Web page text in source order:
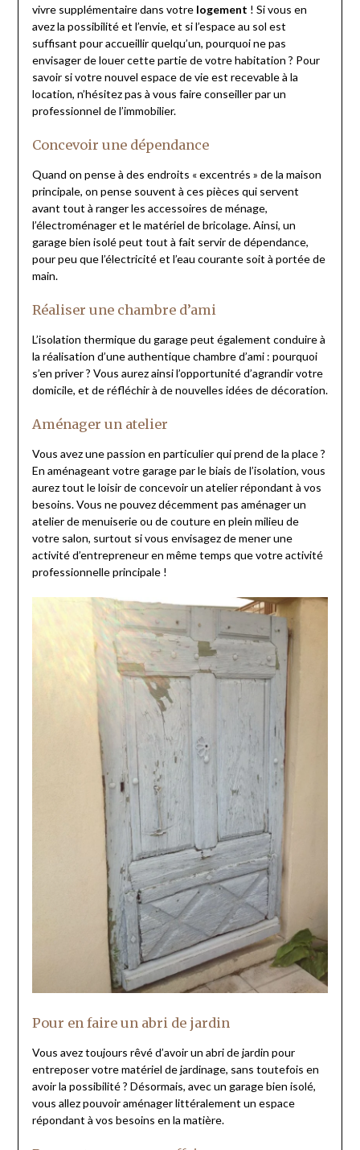
vivre supplémentaire dans votre logement ! Si vous en
avez la possibilité et l’envie, et si l’espace au sol est
suffisant pour accueillir quelqu’un, pourquoi ne pas
envisager de louer cette partie de votre habitation ? Pour
savoir si votre nouvel espace de vie est recevable à la
location, n’hésitez pas à vous faire conseiller par un
professionnel de l’immobilier.
Concevoir une dépendance
Quand on pense à des endroits « excentrés » de la maison
principale, on pense souvent à ces pièces qui servent
avant tout à ranger les accessoires de ménage,
l’électroménager et le matériel de bricolage. Ainsi, un
garage bien isolé peut tout à fait servir de dépendance,
pour peu que l’électricité et l’eau courante soit à portée de
main.
Réaliser une chambre d’ami
L’isolation thermique du garage peut également conduire à
la réalisation d’une authentique chambre d’ami : pourquoi
s’en priver ? Vous aurez ainsi l’opportunité d’agrandir votre
domicile, et de réfléchir à de nouvelles idées de décoration.
Aménager un atelier
Vous avez une passion en particulier qui prend de la place ?
En aménageant votre garage par le biais de l’isolation, vous
aurez tout le loisir de concevoir un atelier répondant à vos
besoins. Vous ne pouvez décemment pas aménager un
atelier de menuiserie ou de couture en plein milieu de
votre salon, surtout si vous envisagez de mener une
activité d’entrepreneur en même temps que votre activité
professionnelle principale !
Pour en faire un abri de jardin
Vous avez toujours rêvé d’avoir un abri de jardin pour
entreposer votre matériel de jardinage, sans toutefois en
avoir la possibilité ? Désormais, avec un garage bien isolé,
vous allez pouvoir aménager littéralement un espace
répondant à vos besoins en la matière.